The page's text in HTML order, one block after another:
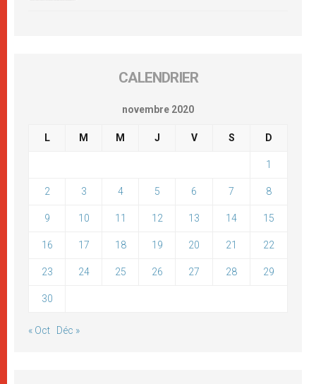
CALENDRIER
novembre 2020
L M M J V S D
1
2 3 4 5 6 7 8
9 10 11 12 13 14 15
16 17 18 19 20 21 22
23 24 25 26 27 28 29
30
« Oct Déc »